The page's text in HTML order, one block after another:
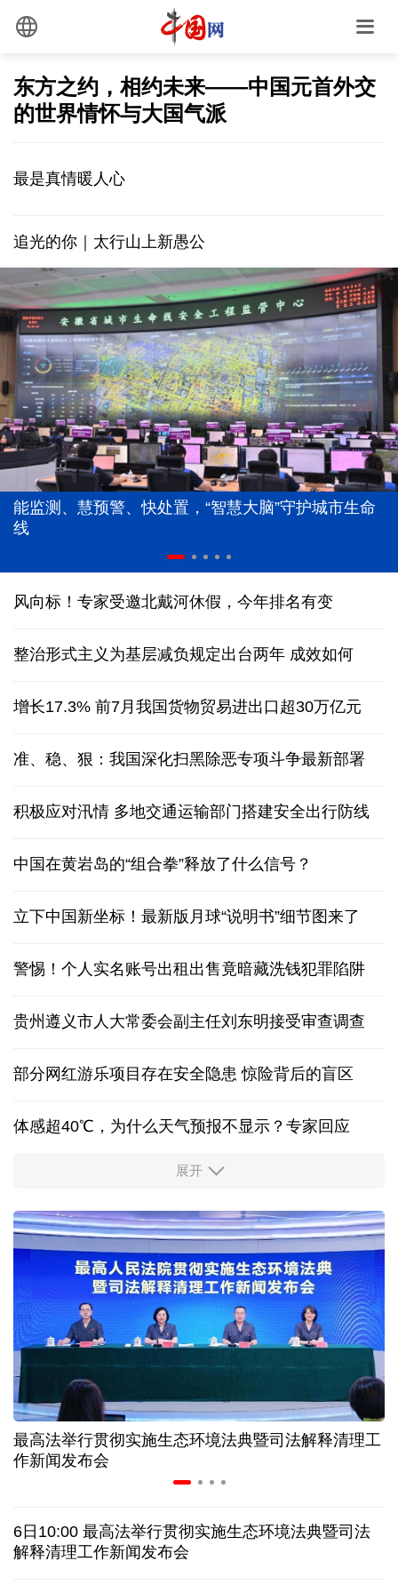
东方之约，相约未来——中国元首外交
的世界情怀与大国气派
最是真情暖人心
追光的你｜太行山上新愚公
能监测、慧预警、快处置，“智慧大脑”守护城市生命
线
风向标！专家受邀北戴河休假，今年排名有变
整治形式主义为基层减负规定出台两年 成效如何
增长17.3% 前7月我国货物贸易进出口超30万亿元
准、稳、狠：我国深化扫黑除恶专项斗争最新部署
积极应对汛情 多地交通运输部门搭建安全出行防线
中国在黄岩岛的“组合拳”释放了什么信号？
立下中国新坐标！最新版月球“说明书”细节图来了
警惕！个人实名账号出租出售竟暗藏洗钱犯罪陷阱
贵州遵义市人大常委会副主任刘东明接受审查调查
部分网红游乐项目存在安全隐患 惊险背后的盲区
体感超40℃，为什么天气预报不显示？专家回应
服务实体经济 财政金融打出“组合拳”
31省份上半年外贸成绩单出炉 见证产业提质跃迁
比一张A4纸还要薄！我国高端钢材迎来密集突破
让药品更好触达患者 多款新药选择网络平台首发
7月份中国仓储指数保持扩张 行业运行韧性较强
金价大反弹！黄金以旧换新业务火热，记者探访
特朗普再签行政令 禁止“生育旅游”收紧“出生公民权”
展开
最高法举行贯彻实施生态环境法典暨司法解释清理工
作新闻发布会
6日10:00 最高法举行贯彻实施生态环境法典暨司法
解释清理工作新闻发布会